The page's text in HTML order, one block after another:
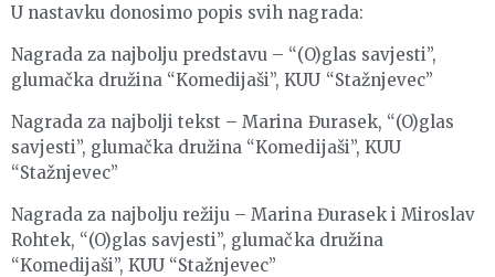
U nastavku donosimo popis svih nagrada:
Nagrada za najbolju predstavu – “(O)glas savjesti”,
glumačka družina “Komedijaši”, KUU “Stažnjevec”
Nagrada za najbolji tekst – Marina Đurasek, “(O)glas
savjesti”, glumačka družina “Komedijaši”, KUU
“Stažnjevec”
Nagrada za najbolju režiju – Marina Đurasek i Miroslav
Rohtek, “(O)glas savjesti”, glumačka družina
“Komedijaši”, KUU “Stažnjevec”